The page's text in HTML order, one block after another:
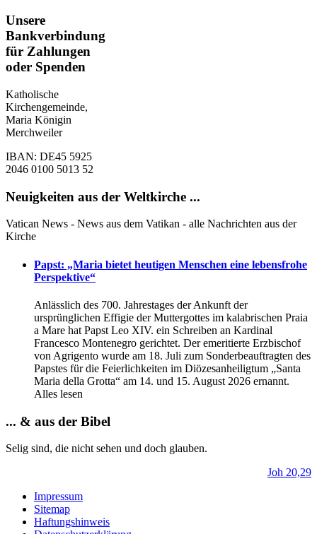
Unsere
Bankverbindung
für Zahlungen
oder Spenden
Katholische
Kirchengemeinde,
Maria Königin
Merchweiler
IBAN: DE45 5925
2046 0100 5013 52
Neuigkeiten aus der Weltkirche ...
Vatican News - News aus dem Vatikan - alle Nachrichten aus der
Kirche
Papst: „Maria bietet heutigen Menschen eine lebensfrohe
Perspektive“
Anlässlich des 700. Jahrestages der Ankunft der
ursprünglichen Effigie der Muttergottes im kаlabrischen Praia
a Mare hat Papst Leo XIV. ein Schreiben an Kardinal
Francesco Montenegro gerichtet. Der emeritierte Erzbischof
von Agrigento wurde am 18. Juli zum Sonderbeauftragten des
Papstes für die Feierlichkeiten im Diözesanheiligtum „Santa
Maria della Grotta“ am 14. und 15. August 2026 ernannt.
Alles lesen
... & aus der Bibel
Selig sind, die nicht sehen und doch glauben.
Joh 20,29
Impressum
Sitemap
Haftungshinweis